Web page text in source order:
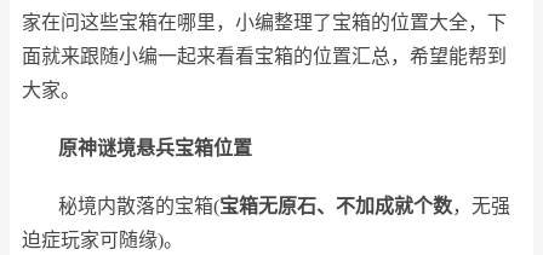
家在问这些宝箱在哪里，小编整理了宝箱的位置大全，下
面就来跟随小编一起来看看宝箱的位置汇总，希望能帮到
大家。
原神谜境悬兵宝箱位置
秘境内散落的宝箱(宝箱无原石、不加成就个数，无强
迫症玩家可随缘)。